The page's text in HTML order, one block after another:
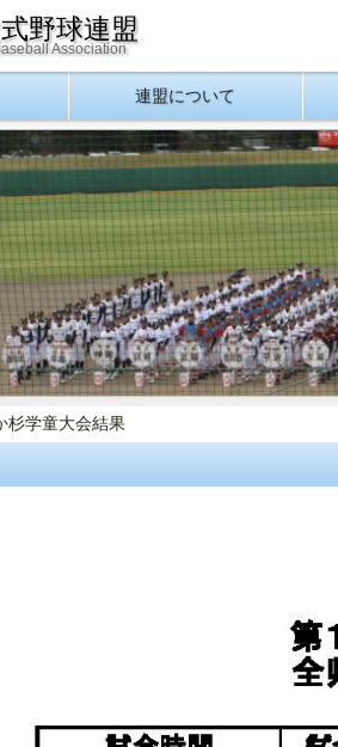
野球連盟
Association
連盟について
杉学童大会結果